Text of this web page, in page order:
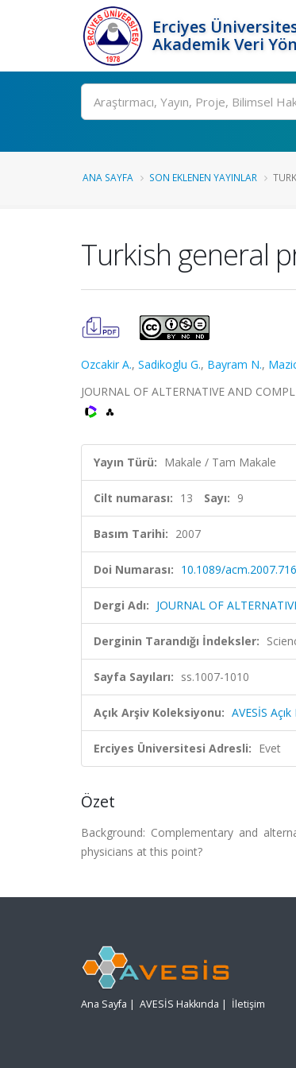
Erciyes
Akademik Veri
Ara
ANA SAYFA SON EKLENEN YAYINLAR
Turkish general
Ozcakir A., Sadikoglu G., Bayram N.,
JOURNAL OF ALTERNATIVE AND
Yayın Türü: Makale / Tam Makale
Cilt numarası: 13 Sayı: 9
Basım Tarihi: 2007
Doi Numarası: 10.1089/
Dergi Adı: JOURNAL OF
Derginin Tarandığı İndeksler:
Sayfa Sayıları: ss.1007-1010
Açık Arşiv Koleksiyonu: AVESİS
Erciyes Üniversitesi Adresli: Evet
Özet
Background: Complementary and
physicians at this point?
Ana Sayfa | AVESİS Hakkında | İletişim